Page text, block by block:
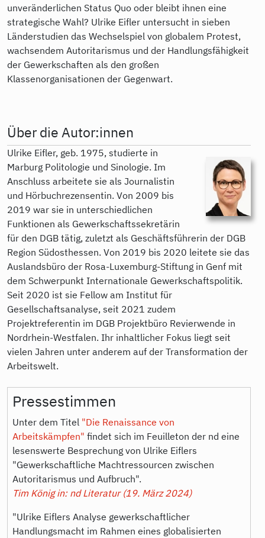
unveränderlichen Status Quo oder bleibt ihnen eine
strategische Wahl? Ulrike Eifler untersucht in sieben
Länderstudien das Wechselspiel von globalem Protest,
wachsendem Autoritarismus und der Handlungsfähigkeit
der Gewerkschaften als den großen
Klassenorganisationen der Gegenwart.
Über die Autor:innen
Ulrike Eifler, geb. 1975, studierte in
Marburg Politologie und Sinologie. Im
Anschluss arbeitete sie als Journalistin
und Hörbuchrezensentin. Von 2009 bis
2019 war sie in unterschiedlichen
Funktionen als Gewerkschaftssekretärin
für den DGB tätig, zuletzt als Geschäftsführerin der DGB
Region Südosthessen. Von 2019 bis 2020 leitete sie das
Auslandsbüro der Rosa-Luxemburg-Stiftung in Genf mit
dem Schwerpunkt Internationale Gewerkschaftspolitik.
Seit 2020 ist sie Fellow am Institut für
Gesellschaftsanalyse, seit 2021 zudem
Projektreferentin im DGB Projektbüro Revierwende in
Nordrhein-Westfalen. Ihr inhaltlicher Fokus liegt seit
vielen Jahren unter anderem auf der Transformation der
Arbeitswelt.
Pressestimmen
Unter dem Titel "Die Renaissance von
Arbeitskämpfen" findet sich im Feuilleton der nd eine
lesenswerte Besprechung von Ulrike Eiflers
"Gewerkschaftliche Machtressourcen zwischen
Autoritarismus und Aufbruch".
Tim König in: nd Literatur (19. März 2024)
"Ulrike Eiflers Analyse gewerkschaftlicher
Handlungsmacht im Rahmen eines globalisierten